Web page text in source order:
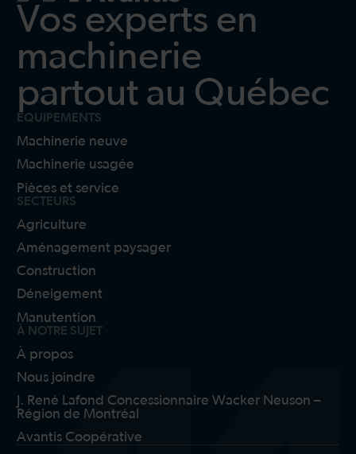
Vos experts en
machinerie
partout au Québec
ÉQUIPEMENTS
Machinerie neuve
Machinerie usagée
Pièces et service
SECTEURS
Agriculture
Aménagement paysager
Construction
Déneigement
Manutention
À NOTRE SUJET
À propos
Nous joindre
J. René Lafond Concessionnaire Wacker Neuson –
Région de Montréal
Avantis Coopérative